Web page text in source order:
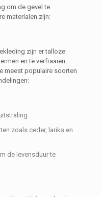
om de gevel te
materialen zijn:
zijn er talloze
en te verfraaien.
meest populaire soorten
zoals ceder, lariks en
de levensduur te